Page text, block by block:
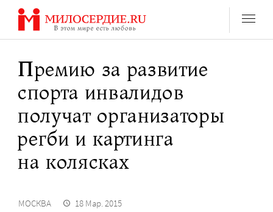
Перейти
содержанию
Премию за развитие
спорта инвалидов
получат организаторы
регби и картинга
на колясках
МОСКВА 18 Мар. 2015